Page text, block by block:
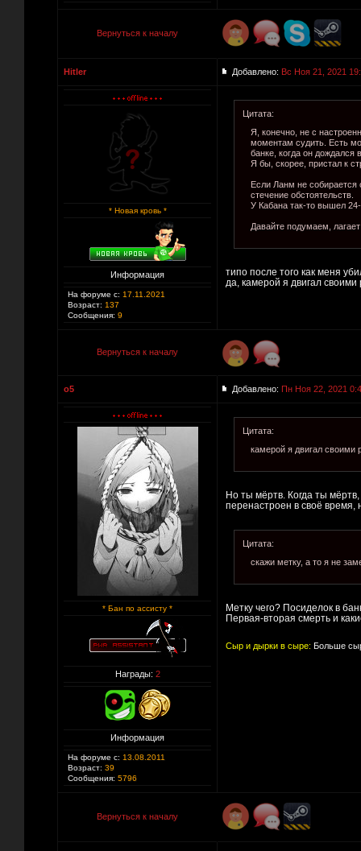
Вернуться к началу
Hitler Добавлено: Вс Ноя 21, 2021
* Новая кровь *
Информация
На форуме с: 17.11.2021
Возраст: 137
Сообщения: 9
Цитата:
Я, конечно, не с
моментам судить. Есть
банке, когда он дождался
Я бы, скорее, пристал к
Если Ланм не собирается
стечение обстоятельств.
У Кабана так-то вышел
Давайте подумаем,
типо после того как меня
да, камерой я двигал
Вернуться к началу
o5 Добавлено: Пн Ноя 22, 2021
* Бан по ассисту *
Награды: 2
Информация
На форуме с: 13.08.2011
Возраст: 39
Сообщения: 5796
Цитата:
камерой я двигал своими
Но ты мёртв. Когда ты
перенастроен в своё время,
Цитата:
скажи метку, а то я не
Метку чего? Посиделок в
Первая-вторая смерть и
Сыр и дырки в сыре: Больше
Вернуться к началу